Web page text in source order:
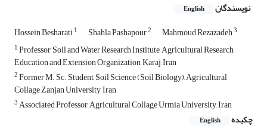
نویسندگان English
Hossein Besharati1 Shahla Pashapour2 Mahmoud Rezazadeh3
1Professor, Soil and Water Research Institute, Agricultural Research,
Education and Extension Organization, Karaj, Iran
2Former M. Sc. Student, Soil Science (Soil Biology), Agricultural
Collage Zanjan University, Iran
3Associated Professor, Agricultural Collage Urmia University, Iran
چکیده
English